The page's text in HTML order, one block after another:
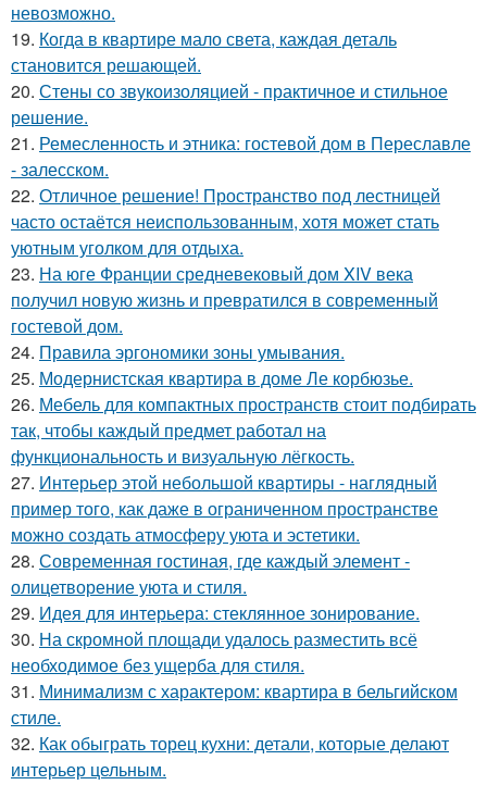
невозможно.
19. Когда в квартире мало света, каждая деталь
становится решающей.
20. Стены со звукоизоляцией - практичное и стильное
решение.
21. Ремесленность и этника: гостевой дом в Переславле
- залесском.
22. Отличное решение! Пространство под лестницей
часто остаётся неиспользованным, хотя может стать
уютным уголком для отдыха.
23. На юге Франции средневековый дом XIV века
получил новую жизнь и превратился в современный
гостевой дом.
24. Правила эргономики зоны умывания.
25. Модернистская квартира в доме Ле корбюзье.
26. Мебель для компактных пространств стоит подбирать
так, чтобы каждый предмет работал на
функциональность и визуальную лёгкость.
27. Интерьер этой небольшой квартиры - наглядный
пример того, как даже в ограниченном пространстве
можно создать атмосферу уюта и эстетики.
28. Современная гостиная, где каждый элемент -
олицетворение уюта и стиля.
29. Идея для интерьера: стеклянное зонирование.
30. На скромной площади удалось разместить всё
необходимое без ущерба для стиля.
31. Минимализм с характером: квартира в бельгийском
стиле.
32. Как обыграть торец кухни: детали, которые делают
интерьер цельным.